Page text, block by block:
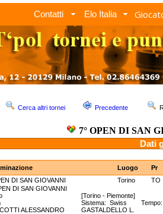
Contatti Elo Italia
Cerca altri tornei Precedente
7° OPEN DI SAN
Dati
Luogo
Pr
DI SAN GIOVANNI Torino
TO
DI SAN GIOVANNI
[Torino - Piemonte]
Sistema: Swiss Tempo:
ALESSANDRO GASTALDELLO L.